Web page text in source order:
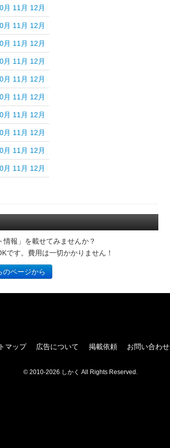
月 11月 12月
月 11月 12月
月 11月 12月
月 11月 12月
月 11月 12月
月 11月 12月
月 11月 12月
月 11月 12月
月 11月 12月
月 11月 12月
報」を載せてみませんか？
です。費用は一切かかりません！
のページから
マップ 広告について 掲載依頼 お問い合わせ
© 2010-2026 しかく All Rights Reserved.